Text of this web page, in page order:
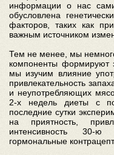
информации о нас
обусловлена
факторов, таких как
важным источником
Тем не менее, мы
компоненты формируют
мы изучим влияние
привлекательность
и неупотребляющих
2-х недель диеты с
последние сутки
на приятность,
интенсивность 30-
гормональные